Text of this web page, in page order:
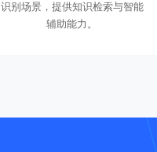
识别场景，提供知识检索与智能
辅助能力。